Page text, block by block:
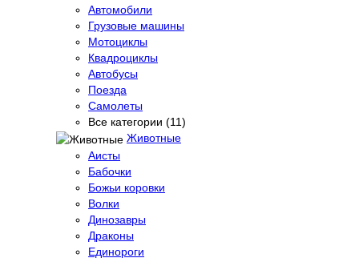
Автомобили
Грузовые машины
Мотоциклы
Квадроциклы
Автобусы
Поезда
Самолеты
Все категории (11)
Животные
Аисты
Бабочки
Божьи коровки
Волки
Динозавры
Драконы
Единороги